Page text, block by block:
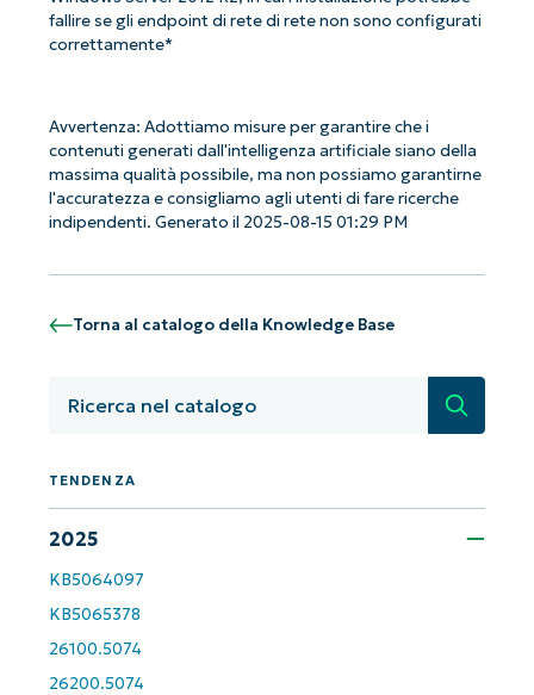
fallire se gli endpoint di rete di rete non sono configurati
correttamente*
Avvertenza: Adottiamo misure per garantire che i
contenuti generati dall'intelligenza artificiale siano della
massima qualità possibile, ma non possiamo garantirne
l'accuratezza e consigliamo agli utenti di fare ricerche
indipendenti. Generato il 2025-08-15 01:29 PM
Torna al catalogo della Knowledge Base
Ricerca
TENDENZA
2025
KB5064097
KB5065378
26100.5074
26200.5074
First
last
email*
Phone
number*
Paese